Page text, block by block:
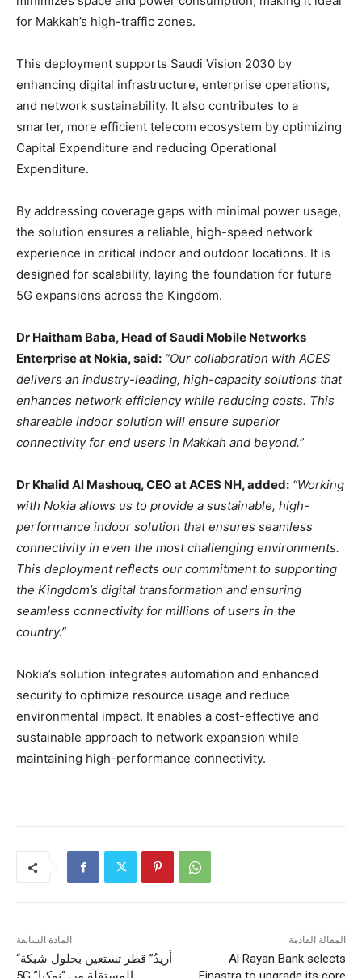
for Makkah’s high-traffic zones.
This deployment supports Saudi Vision 2030 by
enhancing digital infrastructure, enterprise operations,
and network sustainability. It also contributes to a
smarter, more efficient telecom ecosystem by optimizing
Capital Expenditure and reducing Operational
Expenditure.
By addressing coverage gaps with minimal power usage,
the solution ensures a reliable, high-speed network
experience in critical indoor and outdoor locations. It is
designed for scalability, laying the foundation for future
5G expansions across the Kingdom.
Dr Haitham Baba, Head of Saudi Mobile Networks
Enterprise at Nokia, said: “Our collaboration with ACES
delivers an industry-leading, high-capacity solutions that
enhances network efficiency while reducing costs. This
shareable indoor solution will ensure superior
connectivity for end users in Makkah and beyond.”
Dr Khalid Al Mashouq, CEO at ACES NH, added: “Working
with Nokia allows us to provide a sustainable, high-
performance indoor solution that ensures seamless
connectivity in even the most challenging environments.
This deployment reflects our commitment to supporting
the Kingdom’s digital transformation and ensuring
seamless connectivity for millions of users in the
country.”
Nokia’s solution integrates automation and enhanced
security to optimize resource usage and reduce
environmental impact. It enables a cost-effective and
sustainable approach to network expansion while
maintaining high-performance connectivity.
المادة السابقة
“أريدُ” قطر تستعين بحلول شبكة
المقالة القادمة
Al Rayan Bank selects